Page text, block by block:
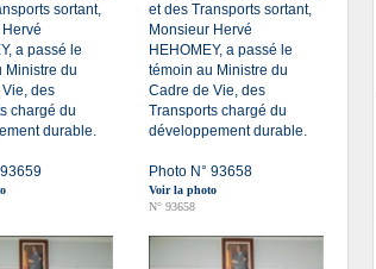
sortant,
a passé le
Ministre du
des
chargé du
durable.
et des Transports sortant,
Monsieur Hervé
HEHOMEY, a passé le
témoin au Ministre du
Cadre de Vie, des
Transports chargé du
développement durable.
Photo N° 93658
Voir la photo
N° 93658